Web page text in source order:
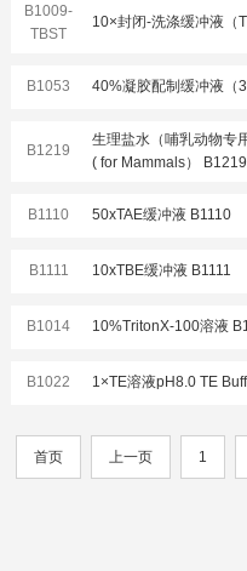
B1009-
TBST
10×封闭-洗涤缓冲液（
B1053 40%凝胶配制缓冲液（
B1219
生理盐水（哺乳动物专
( for Mammals） B1219
B1110 50xTAE缓冲液 B1110
B1111 10xTBE缓冲液 B1111
B1014 10%TritonX-100溶液
B1022 1×TE溶液pH8.0 TE
首页 上一页 1